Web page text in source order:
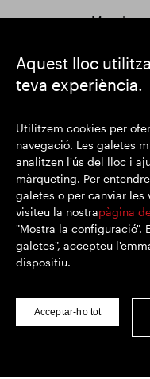
Aquest lloc
teva experiència.
Utilitzem cookies per
navegació. Les galetes
analitzen l'ús del lloc i
màrqueting. Per
galetes o per canviar les
visiteu la nostrapàgina
"Mostra la configuració".
galetes", accepteu
dispositiu.
Acceptar-ho tot
Domicili social: 1 New
Número de registre al
Lloc de registre: Anglaterra i
© SEGRO 2022
Exempció de
Política de cookies